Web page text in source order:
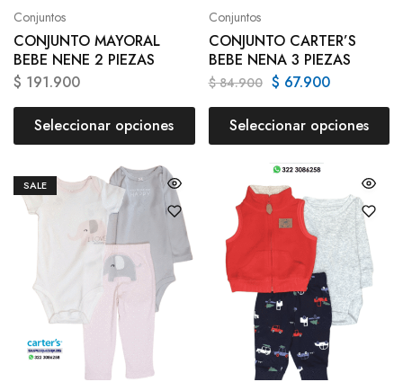
Conjuntos
CONJUNTO MAYORAL
BEBE NENE 2 PIEZAS
$ 191.900
Seleccionar opciones
Conjuntos
CONJUNTO CARTER’S
BEBE NENA 3 PIEZAS
$84.900 $ 67.900
Seleccionar opciones
SALE